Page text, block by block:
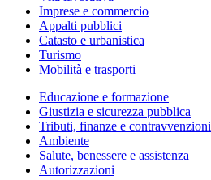
Imprese e commercio
Appalti pubblici
Catasto e urbanistica
Turismo
Mobilità e trasporti
Educazione e formazione
Giustizia e sicurezza pubblica
Tributi, finanze e contravvenzioni
Ambiente
Salute, benessere e assistenza
Autorizzazioni